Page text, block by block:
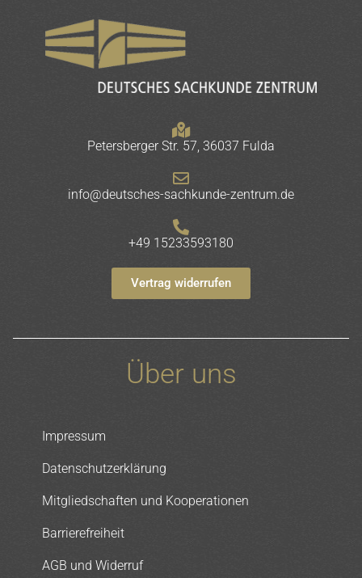
Petersberger Str. 57, 36037 Fulda
info@deutsches-sachkunde-zentrum.de
+49 15233593180
Vertrag widerrufen
Über uns
Impressum
Datenschutzerklärung
Mitgliedschaften und Kooperationen
Barrierefreiheit
AGB und Widerruf